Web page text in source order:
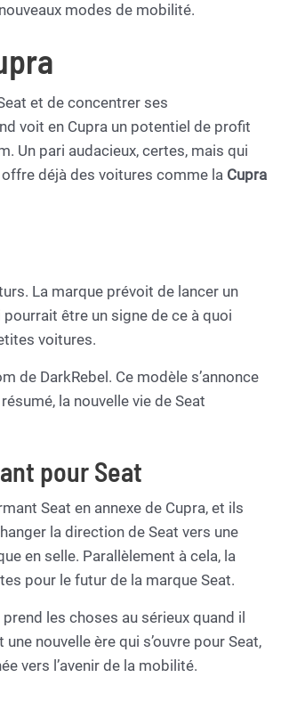
modes de mobilité.
et de concentrer ses
voit en Cupra un potentiel de profit
Un pari audacieux, certes, mais qui
déjà des voitures comme la Cupra
La marque prévoit de lancer un
être un signe de ce à quoi
voitures.
de DarkRebel. Ce modèle s’annonce
la nouvelle vie de Seat
pour Seat
Seat en annexe de Cupra, et ils
la direction de Seat vers une
en selle. Parallèlement à cela, la
pour le futur de la marque Seat.
les choses au sérieux quand il
nouvelle ère qui s’ouvre pour Seat,
vers l’avenir de la mobilité.